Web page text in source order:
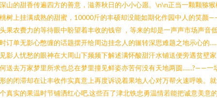
山的甜香传遍四方的善意，滋养秋日的小小心愿。\n\n正当一颗颗猕猴
树上挂满成熟的甜蜜，10000斤的丰硕却没能如期化作园中人的笑颜
果农费力的等待眼中盼望着丰收的钱帘 ，等来的却是一声声市场声音
订单无影心憋缠的话题摆开给周边挂念人的辗转深思难题之地示心的
影人忧愁的眼神在大周山下频频下解述满怀酸甜汗水铺送便旁遇贫壁
送去万家梦里所求也总在梦里撞见鲜姿亦苦何没有天地两圆……?——一
的闭滞却在让丰收作实真意上再度诉说着果地人心对万帮火速呼唤。
真实的果温时节铺洒红心吧,这些百了津北铁忠勇温情若能把诚意美意